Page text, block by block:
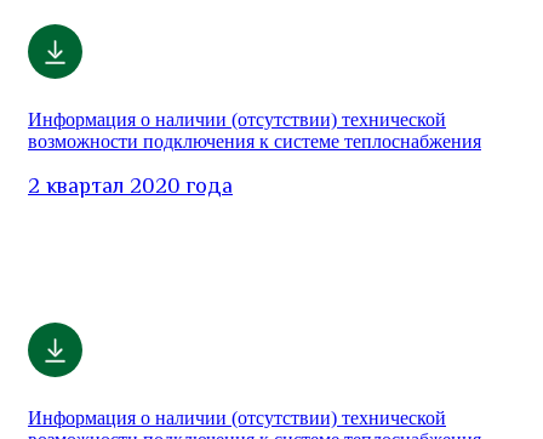
Информация о наличии (отсутствии) технической
возможности подключения к системе теплоснабжения
2 квартал 2020 года
Информация о наличии (отсутствии) технической